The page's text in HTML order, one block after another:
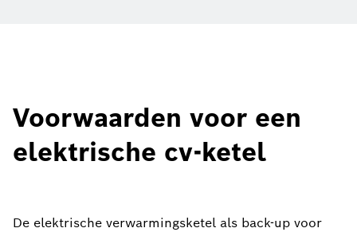
Voorwaarden voor een
elektrische cv-ketel
De elektrische verwarmingsketel als back-up voor